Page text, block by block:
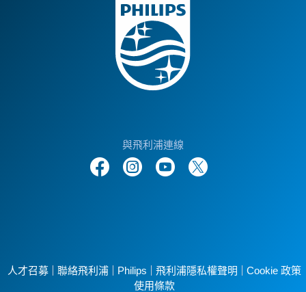
與飛利浦連線
人才召募 聯絡飛利浦 Philips 飛利浦隱私權聲明
Cookie 政策
使用條款